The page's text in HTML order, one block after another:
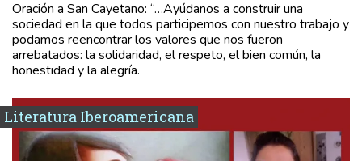
Oración a San Cayetano: “…Ayúdanos a construir una
sociedad en la que todos participemos con nuestro trabajo y
podamos reencontrar los valores que nos fueron
arrebatados: la solidaridad, el respeto, el bien común, la
honestidad y la alegría.
Literatura Iberoamericana